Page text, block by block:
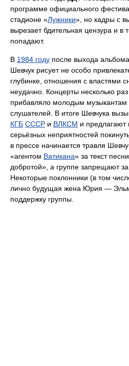
программе официального
стадионе «Лужники», но кадры с
вырезает бдительная цензура и в
попадают.
В 1984 году после выхода
Шевчук рисует не особо
глубинке, отношения с властями
неудачно. Концерты несколько
прибавляло молодым музыкантам
слушателей. В итоге Шевчука
КГБ СССР и ВЛКСМ и предлагают
серьёзных неприятностей
в прессе начинается травля
«агентом Ватикана» за текст
добротой», а группе запрещают
Некоторые поклонники (в том
лично будущая жена Юрия —
поддержку группы.